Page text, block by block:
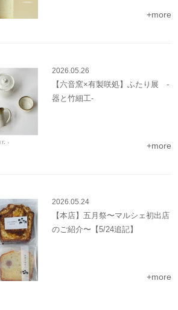
+more
2026.05.26
【六音窯×有製咲処】ふたり展 -
器と竹細工-
+more
2026.05.24
【本店】五月祭〜マルシェ初出店
のご紹介〜【5/24追記】
+more